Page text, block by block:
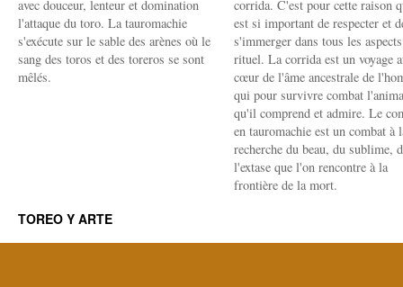
avec douceur, lenteur et domination
l'attaque du toro. La tauromachie
s'exécute sur le sable des arènes où le
sang des toros et des toreros se sont
mêlés.
corrida. C'est pour cette raison
est si important de respecter et
s'immerger dans tous les
rituel. La corrida est un voyage
cœur de l'âme ancestrale de
qui pour survivre combat
qu'il comprend et admire. Le
en tauromachie est un combat à
recherche du beau, du sublime,
l'extase que l'on rencontre à la
frontière de la mort.
TOREO Y ARTE